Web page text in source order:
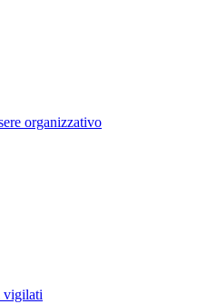
organizzativo
vigilati